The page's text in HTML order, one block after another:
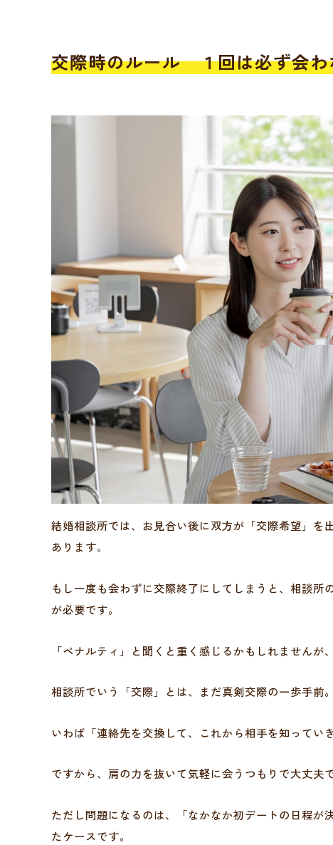
交際時のルール １回は必ず会わ
結婚相談所では、お見合い後に双方が「交際希望」
あります。
もし一度も会わずに交際終了にしてしまうと、相談
が必要です。
「ペナルティ」と聞くと重く感じるかもしれませんが
相談所でいう「交際」とは、まだ真剣交際の一歩手前。
いわば「連絡先を交換して、これから相手を知ってい
ですから、肩の力を抜いて気軽に会うつもりで大丈夫で
ただし問題になるのは、「なかなか初デートの日程
たケースです。